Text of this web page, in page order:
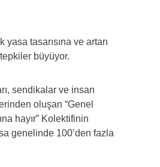
yasa tasarısına ve artan
büyüyor.
sendikalar ve insan
oluşan “Genel
hayır” Kolektifinin
genelinde 100’den fazla